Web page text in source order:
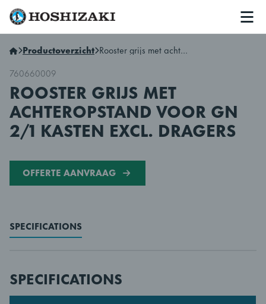
Hoshizaki Netherlands
Productoverzicht
Rooster grijs met achteropstand voor GN 2/1 kasten excl. dragers
760660009
ROOSTER GRIJS MET
ACHTEROPSTAND VOOR GN
2/1 KASTEN EXCL. DRAGERS
OFFERTE AANVRAAG
SPECIFICATIONS
SPECIFICATIONS